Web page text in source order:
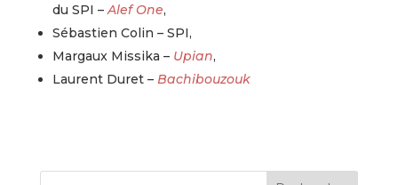
du SPI –Alef One,
Sébastien Colin – SPI,
Margaux Missika – Upian,
Laurent Duret – Bachibouzouk